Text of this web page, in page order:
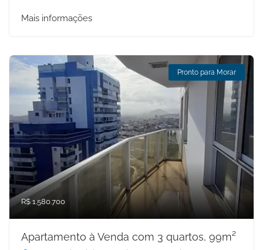
Mais informações
Pronto para Morar
R$ 1.580.700
Apartamento à Venda com 3 quartos, 99m²